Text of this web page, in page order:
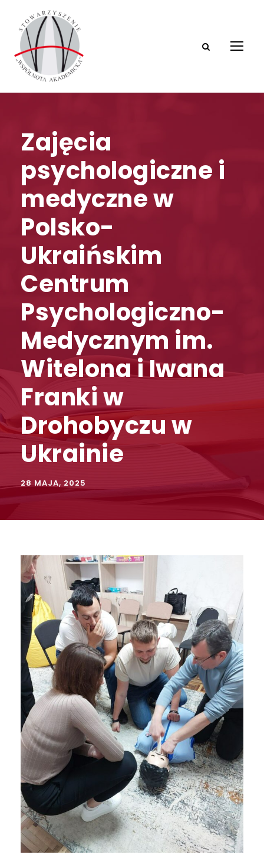
Zajęcia
psychologiczne i
medyczne w
Polsko-
Ukraińskim
Centrum
Psychologiczno-
Medycznym im.
Witelona i Iwana
Franki w
Drohobyczu w
Ukrainie
28 MAJA, 2025